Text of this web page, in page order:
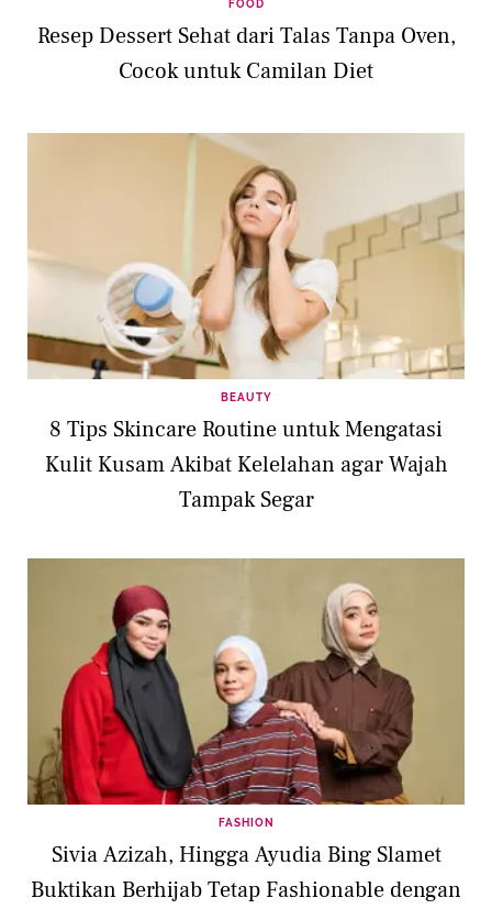
FOOD
Resep Dessert Sehat dari Talas Tanpa Oven,
Cocok untuk Camilan Diet
BEAUTY
8 Tips Skincare Routine untuk Mengatasi
Kulit Kusam Akibat Kelelahan agar Wajah
Tampak Segar
FASHION
Sivia Azizah, Hingga Ayudia Bing Slamet
Buktikan Berhijab Tetap Fashionable dengan